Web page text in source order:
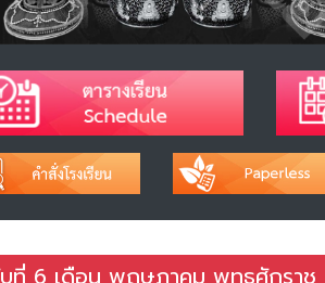
ที่ 6 เดือน พฤษภาคม พุทธศักราช